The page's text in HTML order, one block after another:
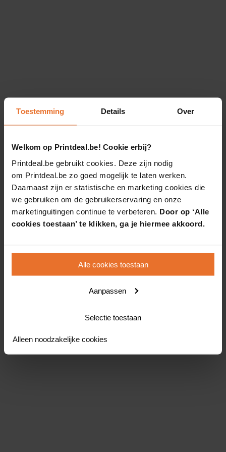
Toestemming Details Over
Welkom op Printdeal.be! Cookie erbij?
Printdeal.be gebruikt cookies. Deze zijn nodig
om Printdeal.be zo goed mogelijk te laten werken.
Daarnaast zijn er statistische en marketing cookies die
we gebruiken om de gebruikerservaring en onze
marketinguitingen continue te verbeteren. Door op ‘Alle
cookies toestaan’ te klikken, ga je hiermee akkoord.
Alle cookies toestaan
Aanpassen
Selectie toestaan
Alleen noodzakelijke cookies